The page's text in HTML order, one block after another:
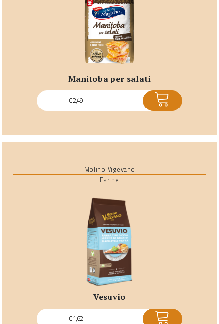
manitoba per salati
€2,49 ACQUISTA
Molino Vigevano
Farine
vesuvio
€1,62 ACQUISTA